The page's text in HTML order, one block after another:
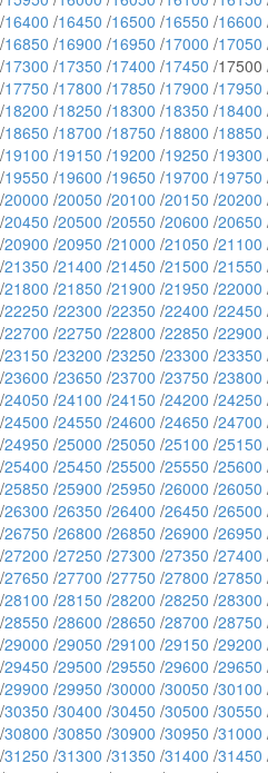
/16400 /16450 /16500 /16550 /16600
/16850 /16900 /16950 /17000 /17050
/17300 /17350 /17400 /17450 /17500
/17750 /17800 /17850 /17900 /17950
/18200 /18250 /18300 /18350 /18400
/18650 /18700 /18750 /18800 /18850
/19100 /19150 /19200 /19250 /19300
/19550 /19600 /19650 /19700 /19750
/20000 /20050 /20100 /20150 /20200
/20450 /20500 /20550 /20600 /20650
/20900 /20950 /21000 /21050 /21100
/21350 /21400 /21450 /21500 /21550
/21800 /21850 /21900 /21950 /22000
/22250 /22300 /22350 /22400 /22450
/22700 /22750 /22800 /22850 /22900
/23150 /23200 /23250 /23300 /23350
/23600 /23650 /23700 /23750 /23800
/24050 /24100 /24150 /24200 /24250
/24500 /24550 /24600 /24650 /24700
/24950 /25000 /25050 /25100 /25150
/25400 /25450 /25500 /25550 /25600
/25850 /25900 /25950 /26000 /26050
/26300 /26350 /26400 /26450 /26500
/26750 /26800 /26850 /26900 /26950
/27200 /27250 /27300 /27350 /27400
/27650 /27700 /27750 /27800 /27850
/28100 /28150 /28200 /28250 /28300
/28550 /28600 /28650 /28700 /28750
/29000 /29050 /29100 /29150 /29200
/29450 /29500 /29550 /29600 /29650
/29900 /29950 /30000 /30050 /30100
/30350 /30400 /30450 /30500 /30550
/30800 /30850 /30900 /30950 /31000
/31250 /31300 /31350 /31400 /31450